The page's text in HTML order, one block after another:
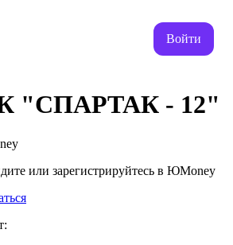
Войти
"СПАРТАК - 12"
или зарегистрируйтесь в ЮMoney